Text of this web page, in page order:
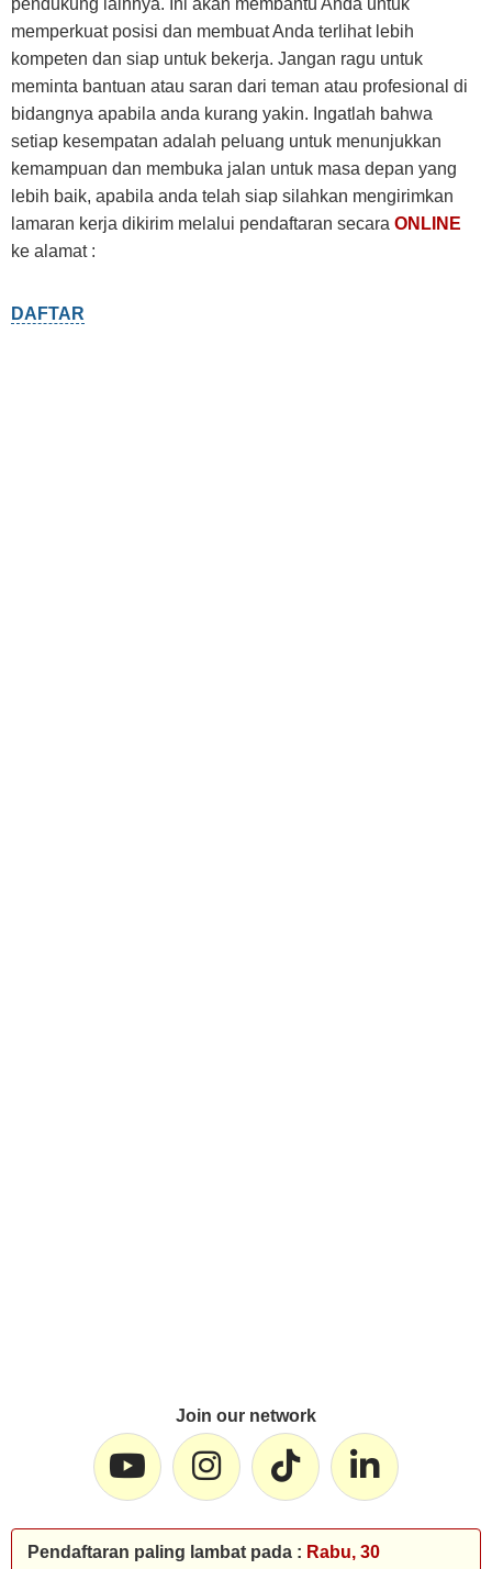
pendukung lainnya. Ini akan membantu Anda untuk
memperkuat posisi dan membuat Anda terlihat lebih
kompeten dan siap untuk bekerja. Jangan ragu untuk
meminta bantuan atau saran dari teman atau profesional di
bidangnya apabila anda kurang yakin. Ingatlah bahwa
setiap kesempatan adalah peluang untuk menunjukkan
kemampuan dan membuka jalan untuk masa depan yang
lebih baik, apabila anda telah siap silahkan mengirimkan
lamaran kerja dikirim melalui pendaftaran secara ONLINE
ke alamat :
DAFTAR
Join our network
Pendaftaran paling lambat pada : Rabu, 30